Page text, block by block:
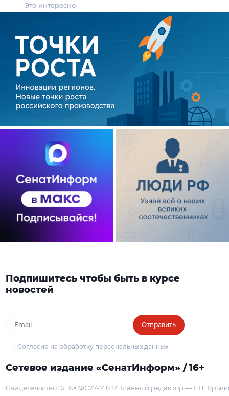
Это интересно
Подпишитесь чтобы быть в курсе
новостей
Отправить
Согласие на обработку персональных данных
Сетевое издание «СенатИнформ» / 16+
Свидетельство Эл № ФС77-79212 Главный редактор — Г. В.